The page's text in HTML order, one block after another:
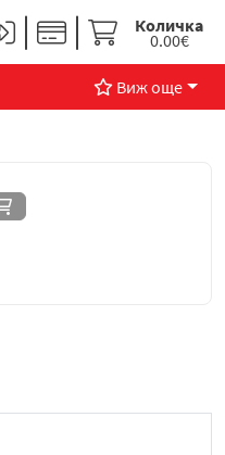
Количка
0.00€
Виж още